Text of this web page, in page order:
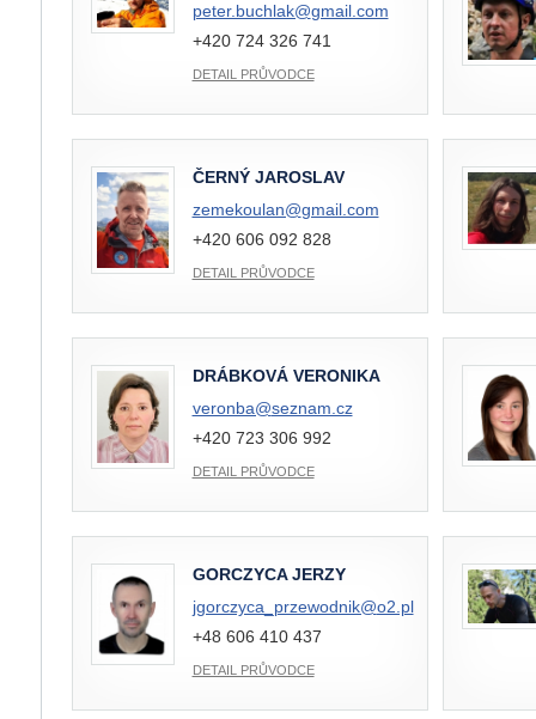
peter.buchlak@gmail.com
+420 724 326 741
DETAIL PRŮVODCE
ČERNÝ JAROSLAV
zemekoulan@gmail.com
+420 606 092 828
DETAIL PRŮVODCE
DRÁBKOVÁ VERONIKA
veronba@seznam.cz
+420 723 306 992
DETAIL PRŮVODCE
GORCZYCA JERZY
jgorczyca_przewodnik@o2.pl
+48 606 410 437
DETAIL PRŮVODCE